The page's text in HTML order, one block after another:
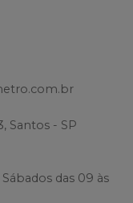
Santos - SP
das 09 às